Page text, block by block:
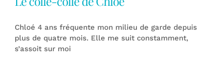
Chloé 4 ans fréquente mon milieu de garde depuis
plus de quatre mois. Elle me suit constamment,
s’assoit sur moi